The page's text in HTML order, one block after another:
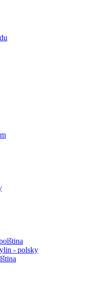
- polsky